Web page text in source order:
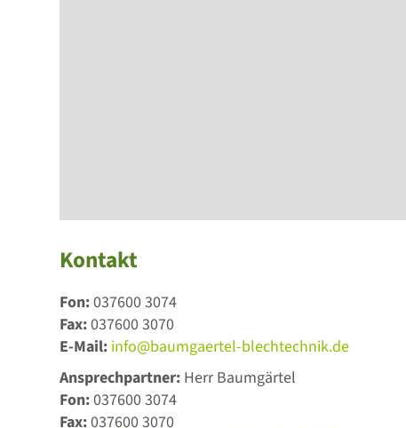
Kontakt
Fon:037600 3074
Fax:037600 3070
E-Mail: info@baumgaertel-blechtechnik.de
Ansprechpartner: Herr Baumgärtel
Fon:037600 3074
Fax:037600 3070